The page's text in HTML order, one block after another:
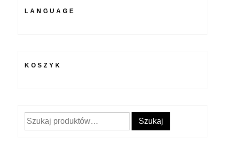
LANGUAGE
KOSZYK
Szukaj: Szukaj